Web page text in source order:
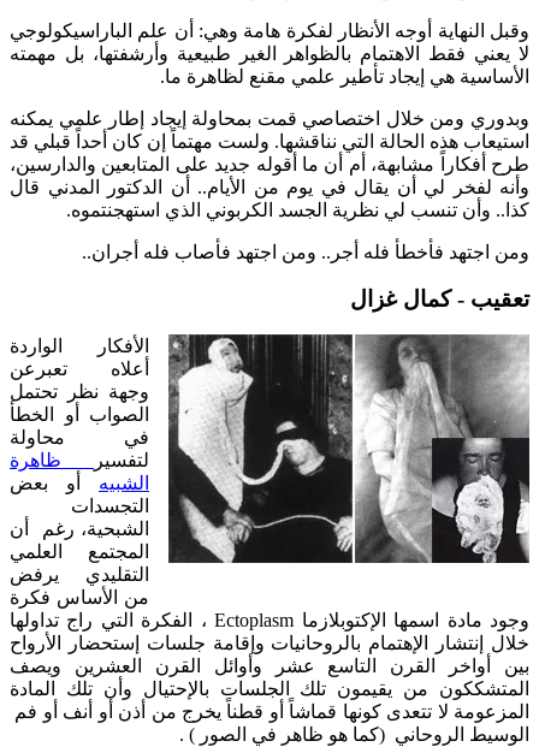
وقبل النهاية أوجه الأنظار لفكرة هامة وهي: أن علم الباراسيكولوجي
لا يعني فقط الاهتمام بالظواهر الغير طبيعية وأرشفتها، بل مهمته
الأساسية هي إيجاد تأطير علمي مقنع لظاهرة ما.
وبدوري ومن خلال اختصاصي قمت بمحاولة إيجاد إطار علمي يمكنه
استيعاب هذه الحالة التي نناقشها. ولست مهتماً إن كان أحداً قبلي قد
طرح أفكاراً مشابهة، أم أن ما أقوله جديد على المتابعين والدارسين،
وأنه لفخر لي أن يقال في يوم من الأيام.. أن الدكتور المدني قال
كذا.. وأن تنسب لي نظرية الجسد الكربوني الذي استهجنتموه.
ومن اجتهد فأخطأ فله أجر.. ومن اجتهد فأصاب فله أجران..
تعقيب - كمال غزال
الأفكار الواردة
أعلاه تعبرعن
وجهة نظر تحتمل
الصواب أو الخطأ
في محاولة
لتفسير
ظاهرة
الشبيه أو بعض
التجسدات
الشبحية، رغم أن
المجتمع العلمي
التقليدي يرفض
من الأساس فكرة
وجود مادة اسمها الإكتوبلازما Ectoplasm ، الفكرة التي راج تداولها
خلال إنتشار الإهتمام بالروحانيات وإقامة جلسات إستحضار الأرواح
بين أواخر القرن التاسع عشر وأوائل القرن العشرين ويصف
المتشككون من يقيمون تلك الجلسات بالإحتيال وأن تلك المادة
المزعومة لا تتعدى كونها قماشاً أو قطناً يخرج من أذن أو أنف أو فم
الوسيط الروحاني (كما هو ظاهر في الصور ) .